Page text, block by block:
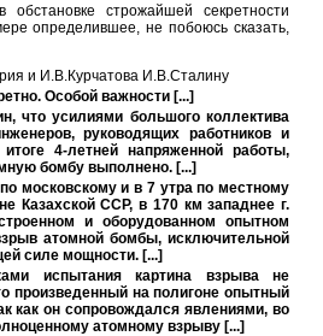
строжайшей секретности
определившее, не побоюсь сказать,
и И.В.Курчатова И.В.Сталину
Особой важности [...]
что усилиями большого коллектива
руководящих работников и
4-летней напряженной работы,
бомбу выполнено. [...]
московскому и в 7 утра по местному
Казахской ССР, в 170 км западнее г.
и оборудованном опытном
атомной бомбы, исключительной
силе мощности. [...]
испытания картина взрыва не
произведенный на полигоне опытный
как он сопровождался явлениями, во
атомному взрыву [...]